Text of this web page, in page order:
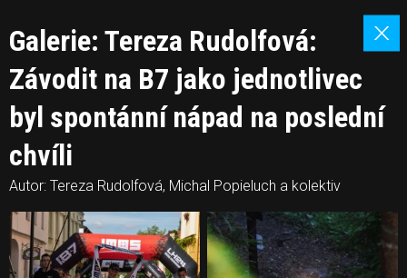
Galerie: Tereza Rudolfová:
Závodit na B7 jako jednotlivec
byl spontánní nápad na poslední
chvíli
Autor: Tereza Rudolfová, Michal Popieluch a kolektiv